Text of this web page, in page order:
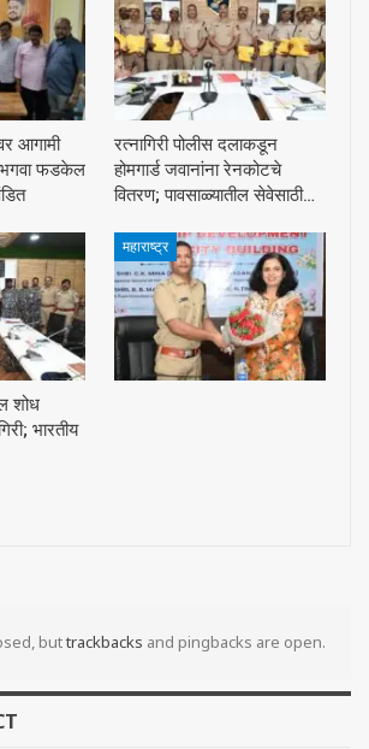
आगामी
भगवा फडकेल
रत्नागिरी पोलीस दलाकडून
होमगार्ड जवानांना रेनकोटचे
वितरण; पावसाळ्यातील सेवेसाठी…
शोध
भारतीय
महाराष्ट्र
buttrackbacks and pingbacks are open.